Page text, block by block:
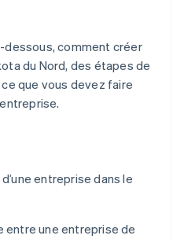
dessous, comment créer
du Nord, des étapes de
que vous devez faire
entreprise dans le
entre une entreprise de